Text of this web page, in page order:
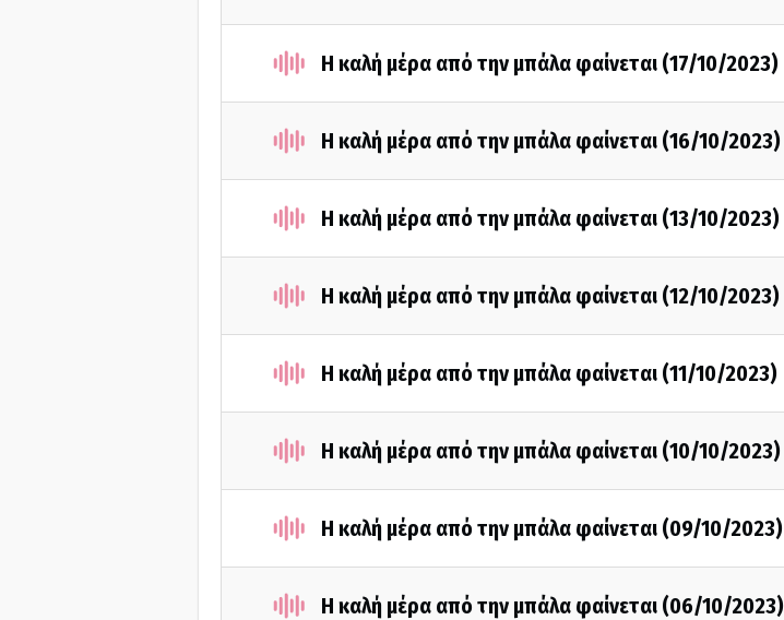
Η καλή μέρα από την μπάλα φαίνεται (17/10/2023)
Η καλή μέρα από την μπάλα φαίνεται (16/10/2023)
Η καλή μέρα από την μπάλα φαίνεται (13/10/2023)
Η καλή μέρα από την μπάλα φαίνεται (12/10/2023)
Η καλή μέρα από την μπάλα φαίνεται (11/10/2023)
Η καλή μέρα από την μπάλα φαίνεται (10/10/2023)
Η καλή μέρα από την μπάλα φαίνεται (09/10/2023)
Η καλή μέρα από την μπάλα φαίνεται (06/10/2023)